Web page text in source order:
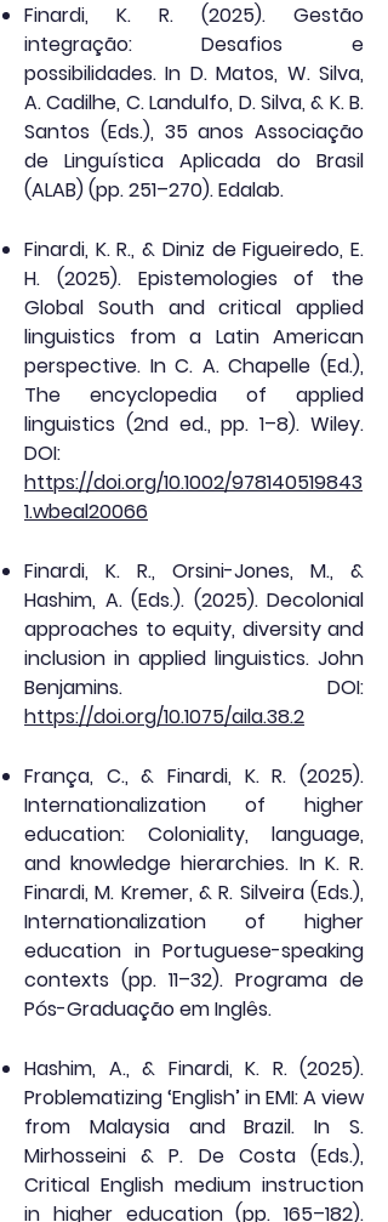
Finardi, K. R. (2025). Gestão
integração: Desafios e
possibilidades. In D. Matos, W. Silva,
A. Cadilhe, C. Landulfo, D. Silva, & K. B.
Santos (Eds.), 35 anos Associação
de Linguística Aplicada do Brasil
(ALAB) (pp. 251–270). Edalab.
Finardi, K. R., & Diniz de Figueiredo, E.
H. (2025). Epistemologies of the
Global South and critical applied
linguistics from a Latin American
perspective. In C. A. Chapelle (Ed.),
The encyclopedia of applied
linguistics (2nd ed., pp. 1–8). Wiley.
DOI:
https://doi.org/10.1002/978140519843
1.wbeal20066
Finardi, K. R., Orsini-Jones, M., &
Hashim, A. (Eds.). (2025). Decolonial
approaches to equity, diversity and
inclusion in applied linguistics. John
Benjamins. DOI:
https://doi.org/10.1075/aila.38.2
França, C., & Finardi, K. R. (2025).
Internationalization of higher
education: Coloniality, language,
and knowledge hierarchies. In K. R.
Finardi, M. Kremer, & R. Silveira (Eds.),
Internationalization of higher
education in Portuguese-speaking
contexts (pp. 11–32). Programa de
Pós-Graduação em Inglês.
Hashim, A., & Finardi, K. R. (2025).
Problematizing ‘English’ in EMI: A view
from Malaysia and Brazil. In S.
Mirhosseini & P. De Costa (Eds.),
Critical English medium instruction
in higher education (pp. 165–182).